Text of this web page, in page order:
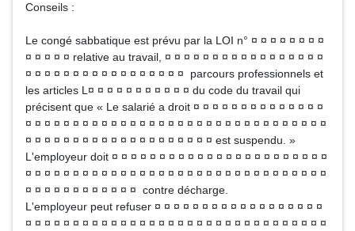
Conseils :
Le congé sabbatique est prévu par la LOI n° ¤ ¤ ¤ ¤ ¤ ¤ ¤ ¤
¤ ¤ ¤ ¤ ¤ relative au travail, ¤ ¤ ¤ ¤ ¤ ¤ ¤ ¤ ¤ ¤ ¤ ¤ ¤ ¤ ¤ ¤ ¤
¤ ¤ ¤ ¤ ¤ ¤ ¤ ¤ ¤ ¤ ¤ ¤ ¤ ¤ ¤ ¤ ¤ parcours professionnels et
les articles L¤ ¤ ¤ ¤ ¤ ¤ ¤ ¤ ¤ ¤ ¤ du code du travail qui
précisent que « Le salarié a droit ¤ ¤ ¤ ¤ ¤ ¤ ¤ ¤ ¤ ¤ ¤ ¤ ¤ ¤
¤ ¤ ¤ ¤ ¤ ¤ ¤ ¤ ¤ ¤ ¤ ¤ ¤ ¤ ¤ ¤ ¤ ¤ ¤ ¤ ¤ ¤ ¤ ¤ ¤ ¤ ¤ ¤ ¤ ¤ ¤ ¤
¤ ¤ ¤ ¤ ¤ ¤ ¤ ¤ ¤ ¤ ¤ ¤ ¤ ¤ ¤ ¤ ¤ ¤ ¤ ¤ est suspendu. »
L'employeur doit ¤ ¤ ¤ ¤ ¤ ¤ ¤ ¤ ¤ ¤ ¤ ¤ ¤ ¤ ¤ ¤ ¤ ¤ ¤ ¤ ¤ ¤ ¤
¤ ¤ ¤ ¤ ¤ ¤ ¤ ¤ ¤ ¤ ¤ ¤ ¤ ¤ ¤ ¤ ¤ ¤ ¤ ¤ ¤ ¤ ¤ ¤ ¤ ¤ ¤ ¤ ¤ ¤ ¤ ¤
¤ ¤ ¤ ¤ ¤ ¤ ¤ ¤ ¤ ¤ ¤ ¤ contre décharge.
L'employeur peut refuser ¤ ¤ ¤ ¤ ¤ ¤ ¤ ¤ ¤ ¤ ¤ ¤ ¤ ¤ ¤ ¤ ¤ ¤
¤ ¤ ¤ ¤ ¤ ¤ ¤ ¤ ¤ ¤ ¤ ¤ ¤ ¤ ¤ ¤ ¤ ¤ ¤ ¤ ¤ ¤ ¤ ¤ ¤ ¤ ¤ ¤ ¤ ¤ ¤ ¤